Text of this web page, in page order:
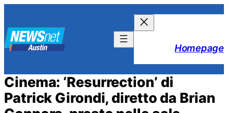
content
Homepage
Cinema: ‘Resurrection’ di
Patrick Girondi, diretto da Brian